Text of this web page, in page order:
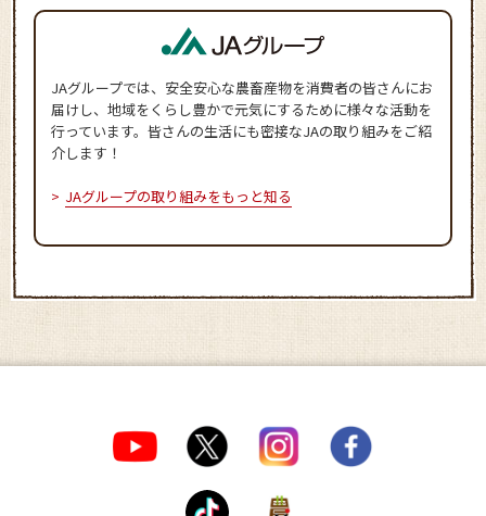
JAグループでは、安全安心な農畜産物を消費者の皆さんにお
届けし、地域をくらし豊かで元気にするために様々な活動を
行っています。皆さんの生活にも密接なJAの取り組みをご紹
介します！
JAグループの取り組みをもっと知る